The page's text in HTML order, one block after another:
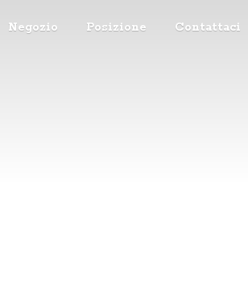
Negozio Posizione Contattaci